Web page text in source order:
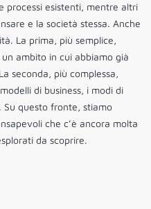
processi esistenti, mentre altri
e la società stessa. Anche
La prima, più semplice,
ambito in cui abbiamo già
seconda, più complessa,
di business, i modi di
questo fronte, stiamo
che c’è ancora molta
da scoprire.